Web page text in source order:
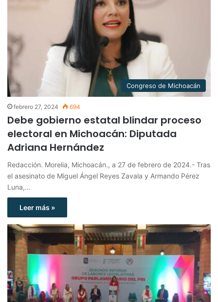
Congreso de Michoacán
febrero 27, 2024 694
Debe gobierno estatal blindar proceso
electoral en Michoacán: Diputada
Adriana Hernández
Redacción. Morelia, Michoacán., a 27 de febrero de 2024.- Tras
el asesinato de Miguel Ángel Reyes Zavala y Armando Pérez
Luna,…
Leer más »